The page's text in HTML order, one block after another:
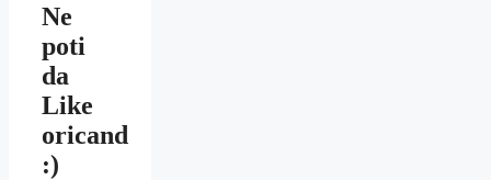
Ne
poti
da
Like
oricand
:)